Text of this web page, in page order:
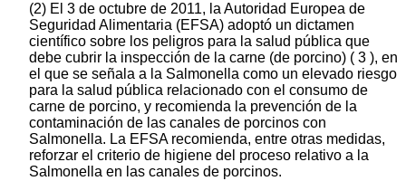
(2) El 3 de octubre de 2011, la Autoridad Europea de
Seguridad Alimentaria (EFSA) adoptó un dictamen
científico sobre los peligros para la salud pública que
debe cubrir la inspección de la carne (de porcino) ( 3 ), en
el que se señala a la Salmonella como un elevado riesgo
para la salud pública relacionado con el consumo de
carne de porcino, y recomienda la prevención de la
contaminación de las canales de porcinos con
Salmonella. La EFSA recomienda, entre otras medidas,
reforzar el criterio de higiene del proceso relativo a la
Salmonella en las canales de porcinos.